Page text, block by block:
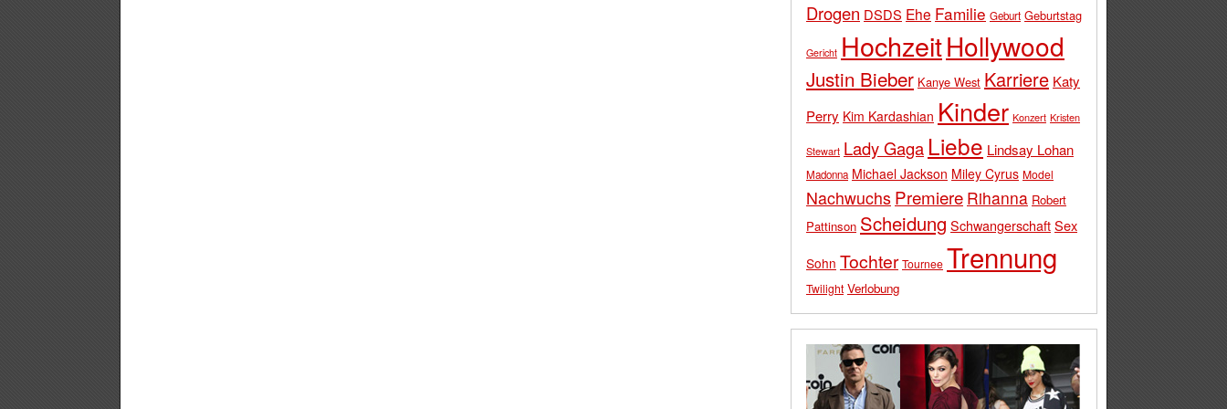
Drogen DSDS Ehe Familie Geburt Geburtstag
Gericht HochzeitHollywood
Justin Bieber Kanye West Karriere Katy
Perry Kim Kardashian Kinder Konzert Kristen
Stewart Lady Gaga Liebe Lindsay Lohan
Madonna Michael Jackson Miley Cyrus Model
Nachwuchs Premiere Rihanna Robert
Pattinson Scheidung SchwangerschaftSex
Sohn Tochter Tournee Trennung
Twilight Verlobung